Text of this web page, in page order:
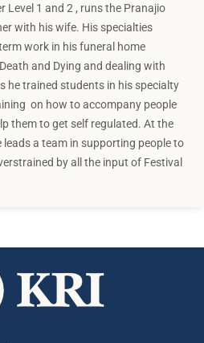
Level 1 and 2 , runs the Pranajio
with his wife. His specialties
work in his funeral home
and Dying and dealing with
he trained students in his specialty
on how to accompany people
them to get self regulated. At the
leads a team in supporting people to
by all the input of Festival